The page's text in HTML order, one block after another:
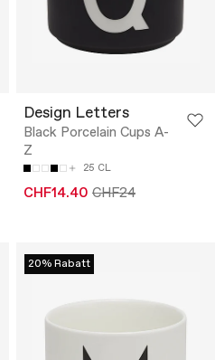
Design Letters
Black Porcelain Cups A-
Z
25 CL
CHF14.40 CHF24
20% Rabatt